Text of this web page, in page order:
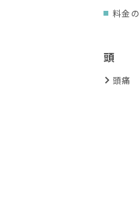
料金
頭
頭痛